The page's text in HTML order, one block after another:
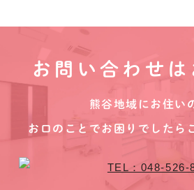
お問い合わせは
熊谷地域にお住い
お口のことでお困りでしたら